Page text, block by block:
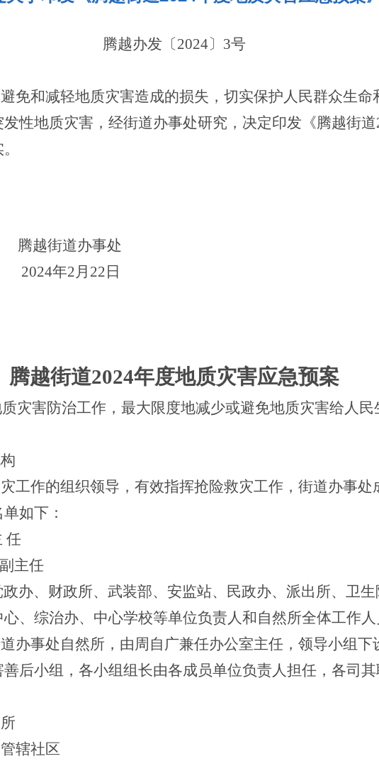
腾越办发〔2024〕3号
免和减轻地质灾害造成的损失，切实保护人民群众生命
性地质灾害，经街道办事处研究，决定印发《腾越街
事处
22日
腾越街道2024年度地质灾害应急预案
灾害防治工作，最大限度地减少或避免地质灾害给人
工作的组织领导，有效指挥抢险救灾工作，街道办事处
如下：
任
副主任
办、财政所、武装部、安监站、民政办、派出所、卫生
、综治办、中心学校等单位负责人和自然所全体工作人
办事处自然所，由周自广兼任办公室主任，领导小组下
后小组，各小组组长由各成员单位负责人担任，各司其
辖社区